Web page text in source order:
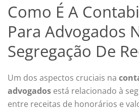
Como É A
Para Advogados
Segregação De
Um dos aspectos cruciais na
advogados está relacionado à
entre receitas de honorários e